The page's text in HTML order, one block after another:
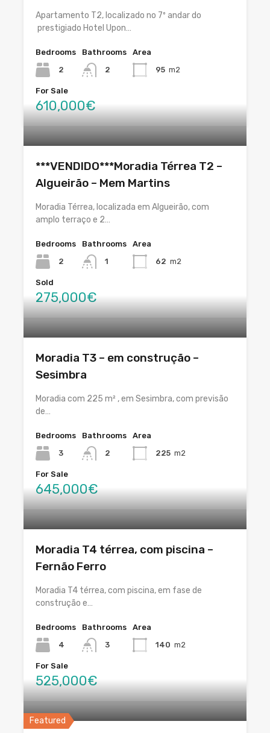
Apartamento T2, localizado no 7º andar do
prestigiado Hotel Upon…
Bedrooms
2
Bathrooms
2
Area
95 m2
For Sale
610,000€
***VENDIDO***Moradia Térrea T2 –
Algueirão – Mem Martins
Moradia Térrea, localizada em Algueirão, com
amplo terraço e 2…
Bedrooms
2
Bathrooms
1
Area
62 m2
Sold
275,000€
Moradia T3 – em construção –
Sesimbra
Moradia com 225 m² , em Sesimbra, com previsão
de…
Bedrooms
3
Bathrooms
2
Area
225 m2
For Sale
645,000€
Moradia T4 térrea, com piscina –
Fernão Ferro
Moradia T4 térrea, com piscina, em fase de
construção e…
Bedrooms
4
Bathrooms
3
Area
140 m2
For Sale
525,000€
Featured